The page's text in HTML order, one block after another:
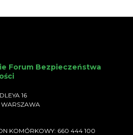
Forum Bezpieczeństwa
16
KOMÓRKOWY: 660 444 100